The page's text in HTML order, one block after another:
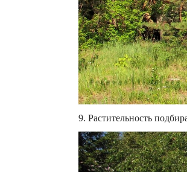
9. Растительность